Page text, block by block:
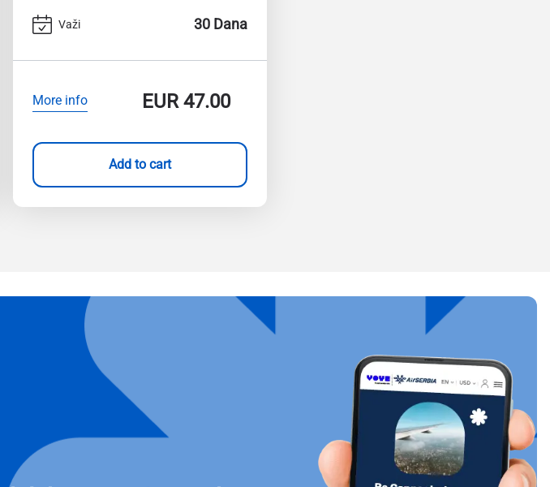
Važi 30 Dana
More info EUR47.00
Add to cart